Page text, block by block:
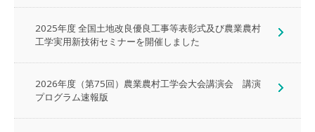
2025年度 全国土地改良優良工事等表彰式及び農業農村
工学実用新技術セミナーを開催しました
2026年度（第75回）農業農村工学会大会講演会 講演
プログラム速報版